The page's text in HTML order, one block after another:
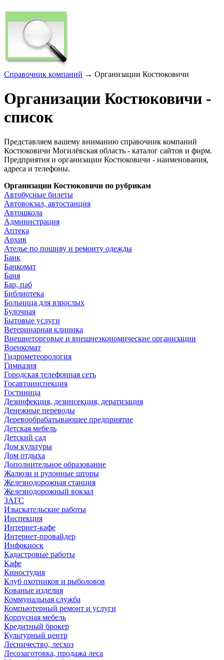
Справочник компаний → Организации Костюковичи
Организации Костюковичи -
список
Представляем вашему вниманию справочник компаний
Костюковичи Могилёвская область - каталог сайтов и фирм.
Предприятия и организации Костюковичи - наименования,
адреса и телефоны.
Организации Костюковичи по рубрикам
Автобусные билеты
Автовокзал, автостанция
Автошкола
Администрация
Аптека
Архив
Ателье по пошиву и ремонту одежды
Банк
Банкомат
Баня
Бар, паб
Библиотека
Больница для взрослых
Булочная
Бытовые услуги
Ветеринарная клиника
Внешнеторговые и внешнеэкономические организации
Военкомат
Гидрометеорология
Гимназия
Городская телефонная сеть
Госавтоинспекция
Гостиница
Дезинфекция, дезинсекция, дератизация
Денежные переводы
Деревообрабатывающее предприятие
Детская мебель
Детский сад
Дом культуры
Дом отдыха
Дополнительное образование
Жалюзи и рулонные шторы
Железнодорожная станция
Железнодорожный вокзал
ЗАГС
Изыскательские работы
Инспекция
Интернет-кафе
Интернет-провайдер
Инфокиоск
Кадастровые работы
Кафе
Киностудия
Клуб охотников и рыболовов
Кованые изделия
Коммунальная служба
Компьютерный ремонт и услуги
Корпусная мебель
Кредитный брокер
Культурный центр
Лесничество, лесхоз
Лесозаготовка, продажа леса